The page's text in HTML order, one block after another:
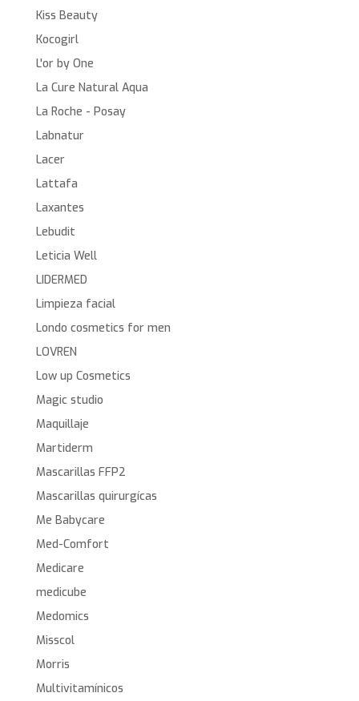
Kiss Beauty
Kocogirl
L'or by One
La Cure Natural Aqua
La Roche - Posay
Labnatur
Lacer
Lattafa
Laxantes
Lebudit
Leticia Well
LIDERMED
Limpieza facial
Londo cosmetics for men
LOVREN
Low up Cosmetics
Magic studio
Maquillaje
Martiderm
Mascarillas FFP2
Mascarillas quirurgícas
Me Babycare
Med-Comfort
Medicare
medicube
Medomics
Misscol
Morris
Multivitamínicos